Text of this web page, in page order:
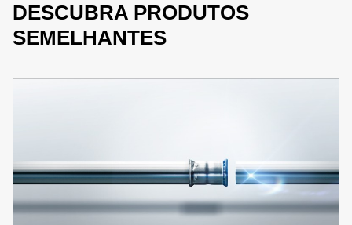
DESCUBRA PRODUTOS
SEMELHANTES